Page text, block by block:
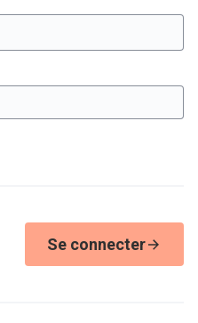
Se connecter